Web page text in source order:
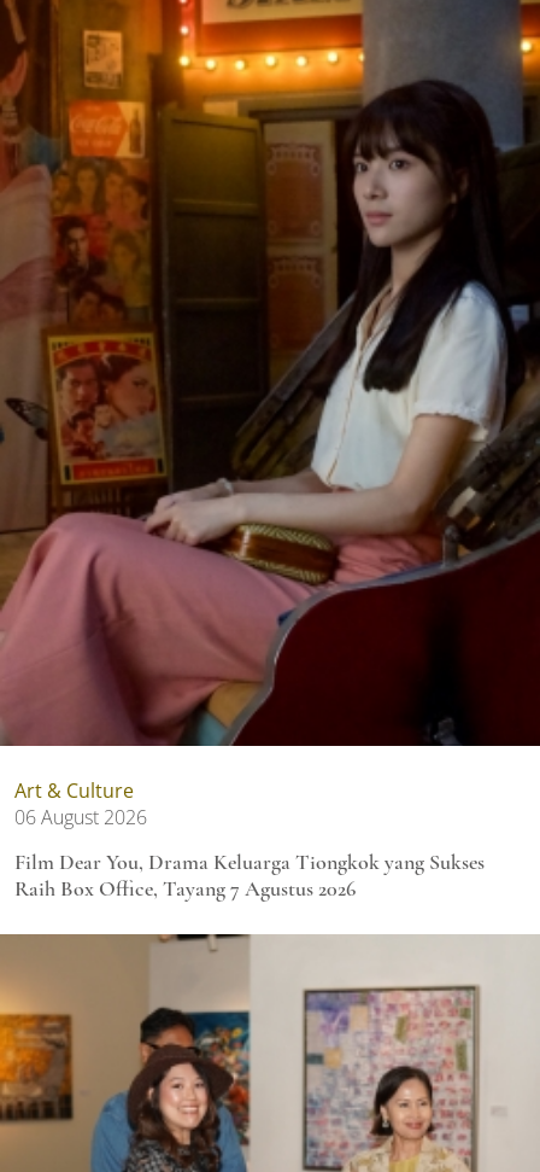
Art & Culture
06 August 2026
Film Dear You, Drama Keluarga Tiongkok yang Sukses
Raih Box Office, Tayang 7 Agustus 2026